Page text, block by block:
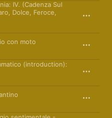
IV. (Cadenza Sul
Dolce, Feroce,
con moto
(introduction):